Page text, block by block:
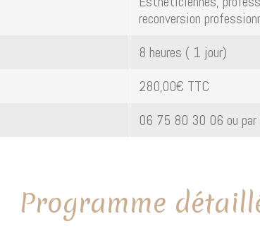
reconversion
8 heures ( 1 jour)
280,00€ TTC
06 75 80 30 06 ou
Programme